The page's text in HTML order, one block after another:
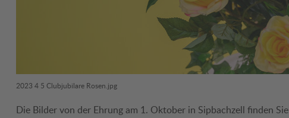
2023 4 5 Clubjubilare Rosen.jpg
Die Bilder von der Ehrung am 1. Oktober in Sipbachzell finden Sie